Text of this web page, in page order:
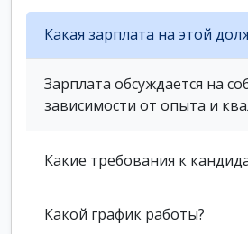
Какая зарплата на этой
Зарплата обсуждается на
зависимости от опыта и
Какие требования к
Какой график работы?